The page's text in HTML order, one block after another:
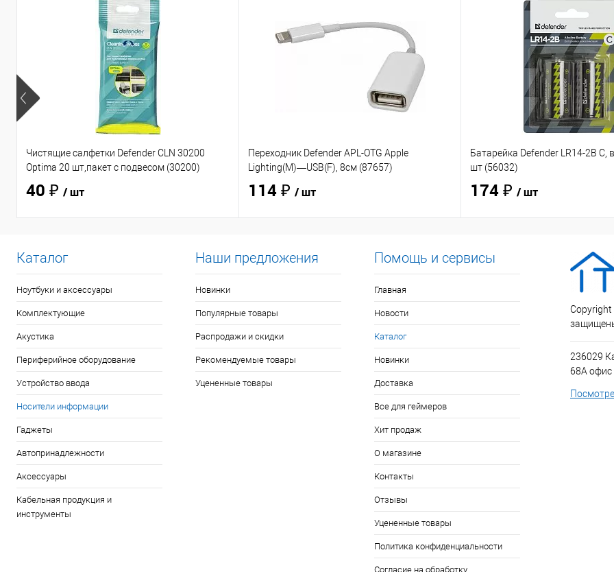
Чистящие салфетки Defender CLN 30200
Optima 20 шт,пакет с подвесом (30200)
40 ₽ / шт
Переходник Defender APL-OTG Apple
Lighting(M)—USB(F), 8см (87657)
114 ₽ / шт
Батарейка Defender LR14-2B C,
шт (56032)
174 ₽ / шт
Каталог
Ноутбуки и аксессуары
Комплектующие
Акустика
Периферийное оборудование
Устройство ввода
Носители информации
Гаджеты
Автопринадлежности
Аксессуары
Кабельная продукция и
инструменты
Наши предложения
Новинки
Популярные товары
Распродажи и скидки
Рекомендуемые товары
Уцененные товары
Помощь и сервисы
Главная
Новости
Каталог
Новинки
Доставка
Все для геймеров
Хит продаж
О магазине
Контакты
Отзывы
Уцененные товары
Политика конфиденциальности
Согласие на обработку
Copyright
236029
68А офис